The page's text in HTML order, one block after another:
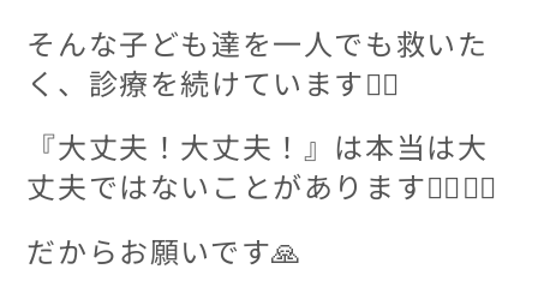
そんな子ども達を一人でも救いた
く、診療を続けています👨‍⚕️
『大丈夫！大丈夫！』は本当は大
丈夫ではないことがあります🤷‍♂️🤷‍♀️
だからお願いです🙏